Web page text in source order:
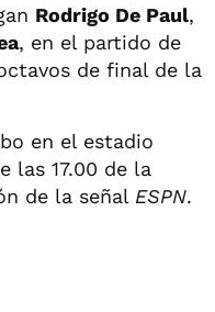
Rodrigo De Paul,
, en el partido de
de final de la
en el estadio
las 17.00 de la
de la señal ESPN.